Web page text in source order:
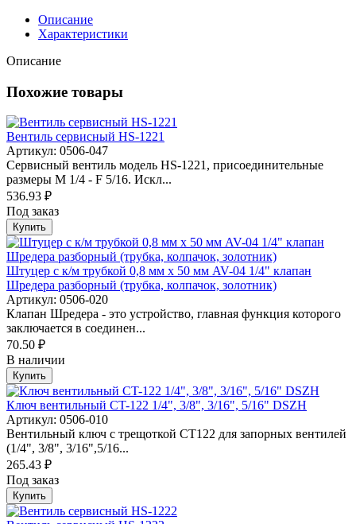
Описание
Характеристики
Описание
Похожие товары
Вентиль сервисный HS-1221
Артикул: 0506-047
Сервисный вентиль модель HS-1221, присоединительные
размеры M 1/4 - F 5/16. Искл...
536.93 ₽
Под заказ
Купить
Штуцер с к/м трубкой 0,8 мм х 50 мм AV-04 1/4" клапан
Шредера разборный (трубка, колпачок, золотник)
Артикул: 0506-020
Клапан Шредера - это устройство, главная функция которого
заключается в соединен...
70.50 ₽
В наличии
Купить
Ключ вентильный CT-122 1/4", 3/8", 3/16", 5/16" DSZH
Артикул: 0506-010
Вентильный ключ с трещоткой СТ122 для запорных вентилей
(1/4", 3/8", 3/16",5/16...
265.43 ₽
Под заказ
Купить